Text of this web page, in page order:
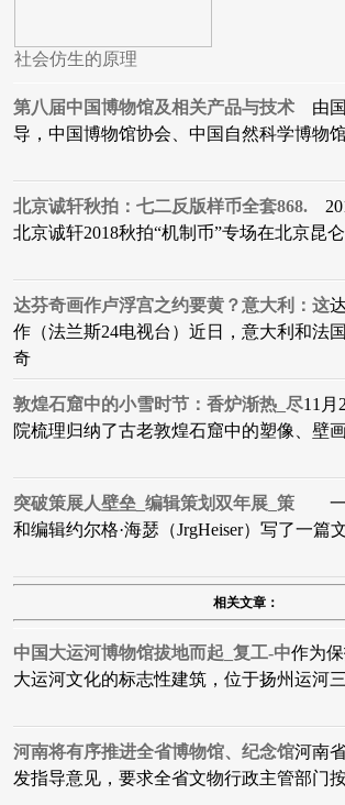
社会仿生的原理
第八届中国博物馆及相关产品与技术 由国
导，中国博物馆协会、中国自然科学博物
北京诚轩秋拍：七二反版样币全套868.
北京诚轩2018秋拍“机制币”专场在北京昆
达芬奇画作卢浮宫之约要黄？意大利：这
作（法兰斯24电视台）近日，意大利和法
奇
敦煌石窟中的小雪时节：香炉渐热_尽11月
院梳理归纳了古老敦煌石窟中的塑像、壁
突破策展人壁垒_编辑策划双年展_策 一
和编辑约尔格·海瑟（JrgHeiser）写了一篇
相关文章：
中国大运河博物馆拔地而起_复工-中作为
大运河文化的标志性建筑，位于扬州运河
河南将有序推进全省博物馆、纪念馆河南
发指导意见，要求全省文物行政主管部门